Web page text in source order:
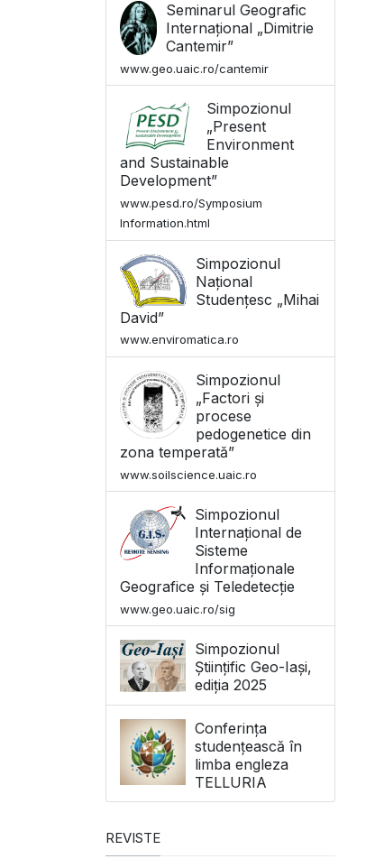
Seminarul Geografic
Internațional „Dimitrie
Cantemir”
www.geo.uaic.ro/cantemir
Simpozionul
„Present
Environment
and Sustainable
Development”
www.pesd.ro/Symposium
Information.html
Simpozionul
Național
Studențesc „Mihai
David”
www.enviromatica.ro
Simpozionul
„Factori și
procese
pedogenetice din
zona temperată”
www.soilscience.uaic.ro
Simpozionul
Internațional de
Sisteme
Informaționale
Geografice și Teledetecție
www.geo.uaic.ro/sig
Simpozionul
Științific Geo-Iași,
ediția 2025
Conferința
studențească în
limba engleza
TELLURIA
REVISTE